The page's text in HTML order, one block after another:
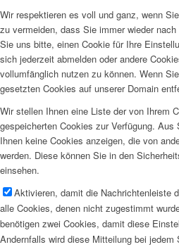
Wir respektieren es voll und ganz, wenn
zu vermeiden, dass Sie immer wieder
Sie uns bitte, einen Cookie für Ihre
sich jederzeit abmelden oder andere
vollumfänglich nutzen zu können. Wenn
gesetzten Cookies auf unserer Domain
Wir stellen Ihnen eine Liste der von Ihrem
gespeicherten Cookies zur Verfügung. Aus
Ihnen keine Cookies anzeigen, die von
werden. Diese können Sie in den
einsehen.
Aktivieren, damit die Nachrichtenleiste
alle Cookies, denen nicht zugestimmt
benötigen zwei Cookies, damit diese
Andernfalls wird diese Mitteilung bei jedem